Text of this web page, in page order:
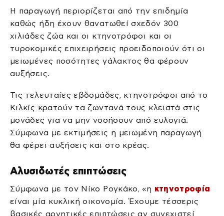
Η παραγωγή περιορίζεται από την επιδημία
καθώς ήδη έχουν θανατωθεί σχεδόν 300
χιλιάδες ζώα και οι κτηνοτρόφοι και οι
τυροκομικές επιχειρήσεις προειδοποιούν ότι οι
μειωμένες ποσότητες γάλακτος θα φέρουν
αυξήσεις.
Τις τελευταίες εβδομάδες, κτηνοτρόφοι από το
Κιλκίς κρατούν τα ζωντανά τους κλειστά στις
μονάδες για να μην νοσήσουν από ευλογιά.
Σύμφωνα με εκτιμήσεις η μειωμένη παραγωγή
θα φέρει αυξήσεις και στο κρέας.
Αλυσιδωτές επιπτώσεις
Σύμφωνα με τον Νίκο Ρογκάκο, «η κτηνοτροφία
είναι μία κυκλική οικονομία. Έχουμε τέσσερις
βασικές αρνητικές επιπτώσεις αν συνεχιστεί